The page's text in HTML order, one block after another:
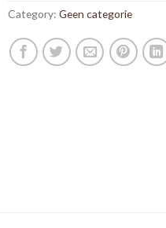
Category: Geen categorie